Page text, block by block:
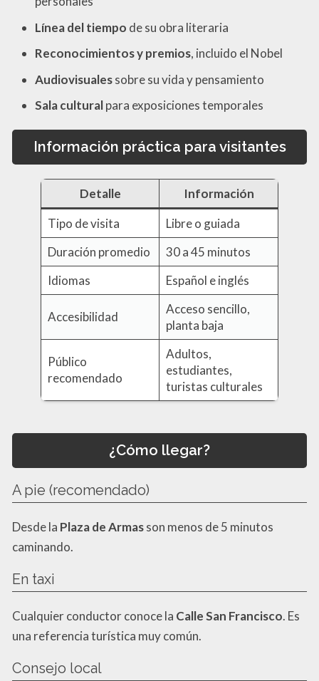
Línea del tiempo de su obra literaria
Reconocimientos y premios, incluido el Nobel
Audiovisualessobre su vida y pensamiento
Sala culturalpara exposiciones temporales
Información práctica para visitantes
Detalle
Información
Tipo de visita
Libre o guiada
Duración promedio
30 a 45 minutos
Idiomas
Español e inglés
Accesibilidad
Acceso sencillo,
planta baja
Público
recomendado
Adultos,
estudiantes,
turistas culturales
¿Cómo llegar?
A pie (recomendado)
Desde la Plaza de Armasson menos de 5 minutos
caminando.
En taxi
Cualquier conductor conoce la Calle San Francisco. Es
una referencia turística muy común.
Consejo local